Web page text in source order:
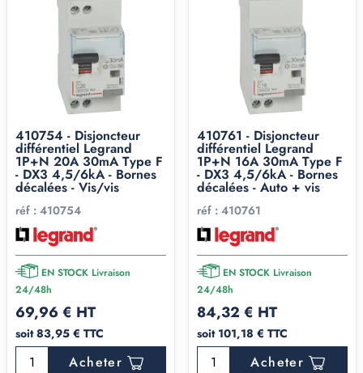
410754 - Disjoncteur
différentiel Legrand
1P+N 20A 30mA Type F
- DX3 4,5/6kA - Bornes
décalées - Vis/vis
réf : 410754
EN STOCK Livraison
24/48h
69,96 € HT
soit 83,95 € TTC
Acheter
410761 - Disjoncteur
différentiel Legrand
1P+N 16A 30mA Type F
- DX3 4,5/6kA - Bornes
décalées - Auto + vis
réf : 410761
EN STOCK Livraison
24/48h
84,32 € HT
soit 101,18 € TTC
Acheter